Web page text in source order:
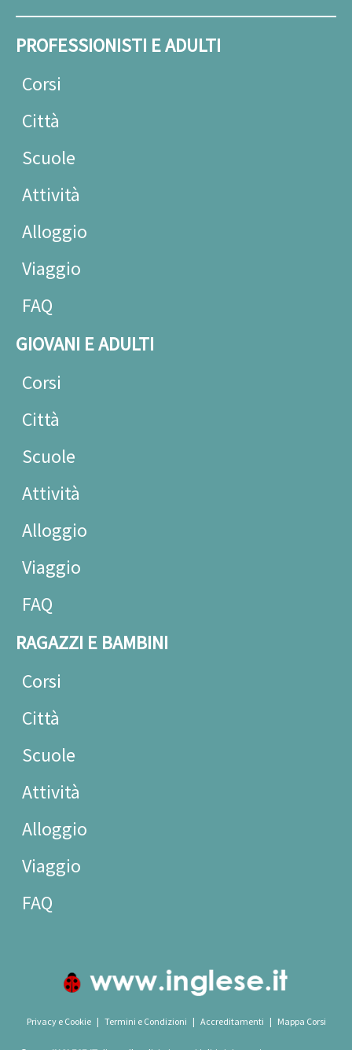
PROFESSIONISTI E ADULTI
Corsi
Città
Scuole
Attività
Alloggio
Viaggio
FAQ
GIOVANI E ADULTI
Corsi
Città
Scuole
Attività
Alloggio
Viaggio
FAQ
RAGAZZI E BAMBINI
Corsi
Città
Scuole
Attività
Alloggio
Viaggio
FAQ
Privacy e Cookie | Termini e Condizioni | Accreditamenti | Mappa Corsi